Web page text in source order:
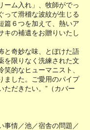
ーム入れ」、牧師がでっ
って滑稽な波紋が生じる
篇６つを加えて、熱いア
キの補遺をお贈りいたし
と奇妙な味、とぼけた語
を限りなく洗練された文
的なヒューマニスト、
ました。ご愛用のパイプ
ただきたい。”（カバー
事情／池／宿舎の問題／